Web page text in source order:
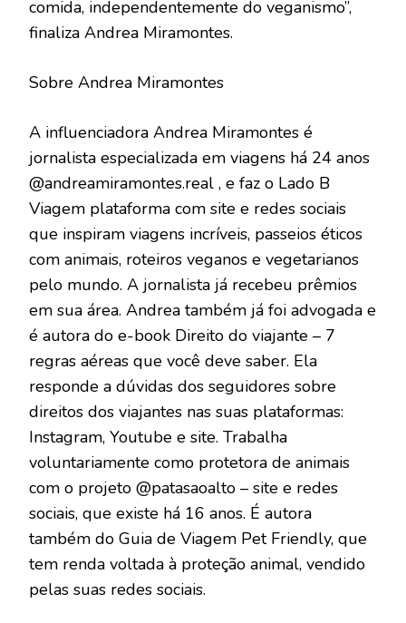
comida, independentemente do veganismo”,
finaliza Andrea Miramontes.
Sobre Andrea Miramontes
A influenciadora Andrea Miramontes é
jornalista especializada em viagens há 24 anos
@andreamiramontes.real , e faz o Lado B
Viagem plataforma com site e redes sociais
que inspiram viagens incríveis, passeios éticos
com animais, roteiros veganos e vegetarianos
pelo mundo. A jornalista já recebeu prêmios
em sua área. Andrea também já foi advogada e
é autora do e-book Direito do viajante – 7
regras aéreas que você deve saber. Ela
responde a dúvidas dos seguidores sobre
direitos dos viajantes nas suas plataformas:
Instagram, Youtube e site. Trabalha
voluntariamente como protetora de animais
com o projeto @patasaoalto – site e redes
sociais, que existe há 16 anos. É autora
também do Guia de Viagem Pet Friendly, que
tem renda voltada à proteção animal, vendido
pelas suas redes sociais.